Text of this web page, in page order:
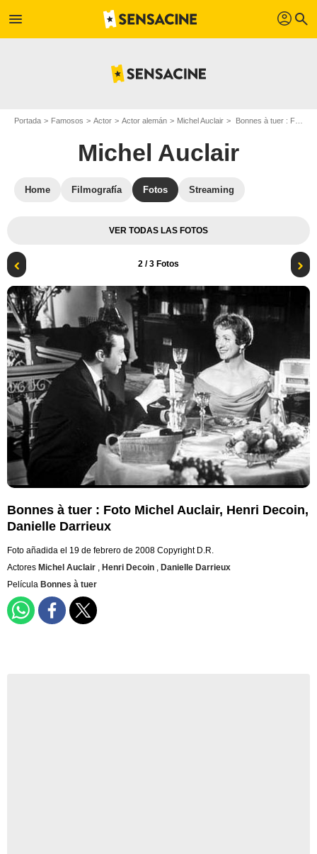
menu profil search
Portada Famosos Actor Actor alemán Michel Auclair Bonnes à tuer : Foto Michel Auclair, Henri Decoin, Danielle Darrieux
Michel Auclair
Home Filmografía Fotos Streaming
VER TODAS LAS FOTOS
2 / 3 Fotos
Bonnes à tuer : Foto Michel Auclair, Henri Decoin,
Danielle Darrieux
Foto añadida el 19 de febrero de 2008 Copyright D.R.
Actores Michel Auclair , Henri Decoin , Danielle Darrieux
Película Bonnes à tuer